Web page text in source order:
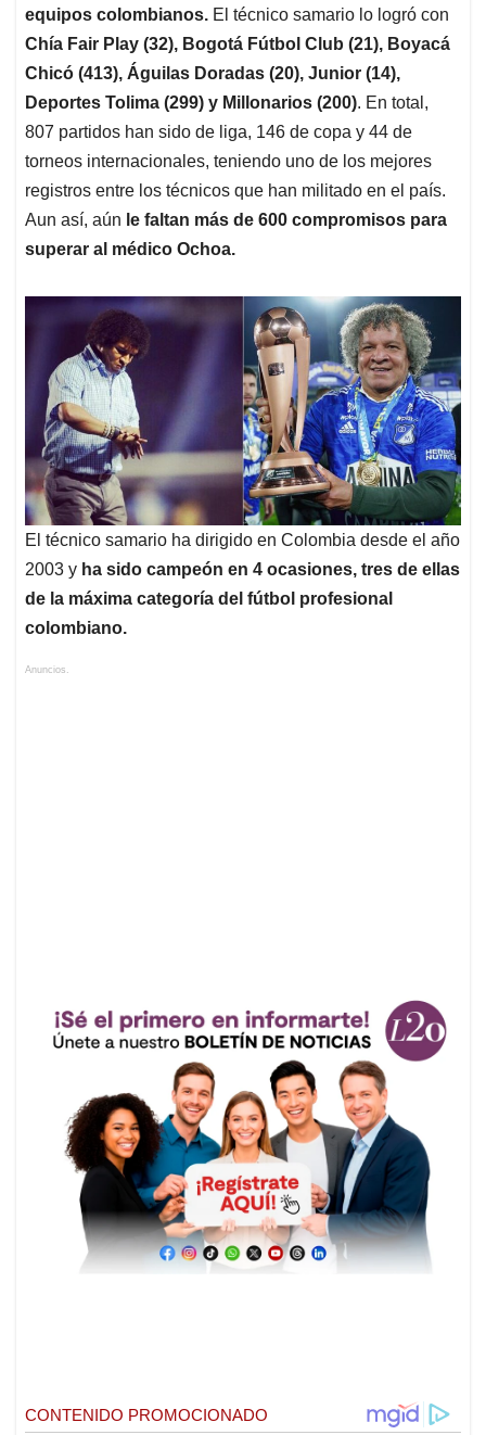
equipos colombianos. El técnico samario lo logró con
Chía Fair Play (32), Bogotá Fútbol Club (21), Boyacá
Chicó (413), Águilas Doradas (20), Junior (14),
Deportes Tolima (299) y Millonarios (200). En total,
807 partidos han sido de liga, 146 de copa y 44 de
torneos internacionales, teniendo uno de los mejores
registros entre los técnicos que han militado en el país.
Aun así, aún le faltan más de 600 compromisos para
superar al médico Ochoa.
El técnico samario ha dirigido en Colombia desde el año
2003 y ha sido campeón en 4 ocasiones, tres de ellas
de la máxima categoría del fútbol profesional
colombiano.
Anuncios.